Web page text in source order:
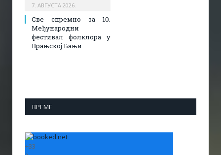
7. АВГУСТА 2026.
Све спремно за 10.
Међународни
фестивал фолклора у
Врањској Бањи
ВРЕМЕ
+33